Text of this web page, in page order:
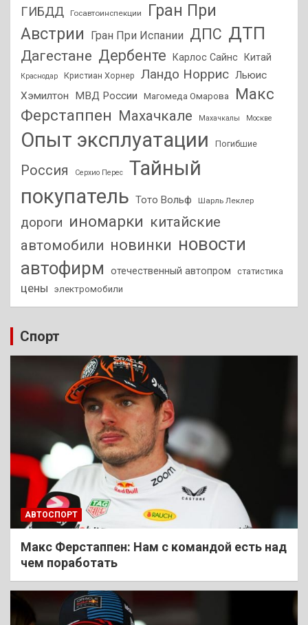
ГИБДД Госавтоинспекции
Гран При
Австрии
Гран При Испании ДПС ДТП
Дагестане Дербенте Карлос Сайнс Китай
Краснодар Кристиан Хорнер Ландо Норрис Льюис
Хэмилтон
МВД России Магомеда Омарова
Макс
Ферстаппен Махачкале Махачкалы Москве
Опыт эксплуатации Погибшие
Россия Серхио Перес
Тайный
покупатель Тото Вольф Шарль Леклер
дороги иномарки китайские
автомобили новинки новости
автофирм
отечественный автопром статистика
цены электромобили
Спорт
АВТОСПОРТ
Макс Ферстаппен: Нам с командой есть над
чем поработать